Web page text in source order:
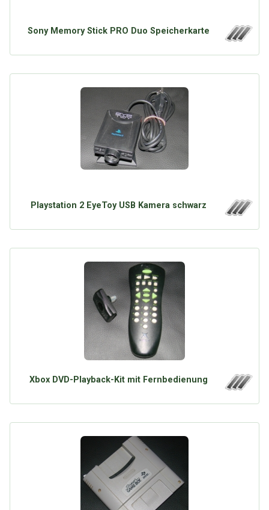
Sony Memory Stick PRO Duo Speicherkarte
Playstation 2 EyeToy USB Kamera schwarz
Xbox DVD-Playback-Kit mit Fernbedienung